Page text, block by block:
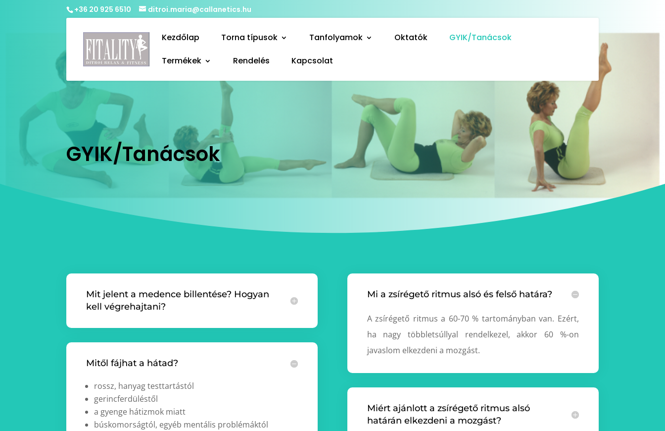
+36 20 925 6510 ditroi.maria@callanetics.hu
Kezdőlap Torna típusok Tanfolyamok Oktatók GYIK/Tanácsok
Termékek Rendelés Kapcsolat
GYIK/Tanácsok
Mit jelent a medence billentése? Hogyan
kell végrehajtani?
Mitől fájhat a hátad?
rossz, hanyag testtartástól
gerincferdüléstől
a gyenge hátizmok miatt
búskomorságtól, egyéb mentális problémáktól
Mi a zsírégető ritmus alsó és felső határa?
A zsírégető ritmus a 60-70 % tartományban van. Ezért,
ha nagy többletsúllyal rendelkezel, akkor 60 %-on
javaslom elkezdeni a mozgást.
Miért ajánlott a zsírégető ritmus alsó
határán elkezdeni a mozgást?